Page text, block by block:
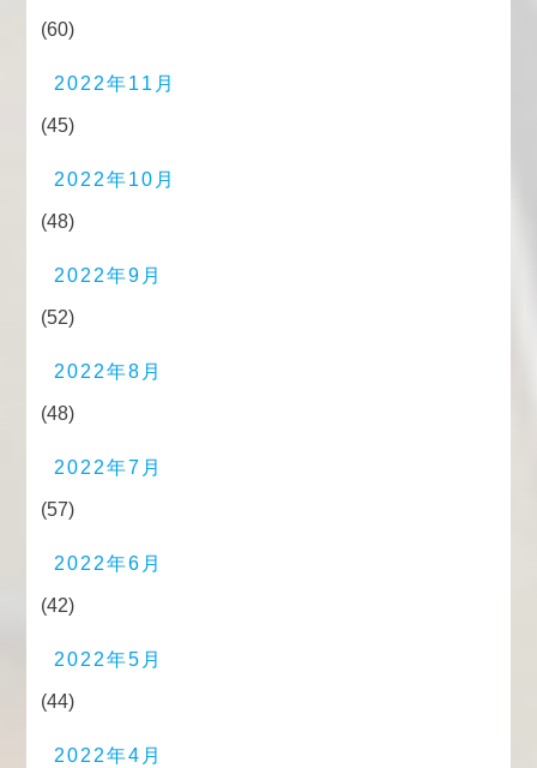
(60)
2022年11月
(45)
2022年10月
(48)
2022年9月
(52)
2022年8月
(48)
2022年7月
(57)
2022年6月
(42)
2022年5月
(44)
2022年4月